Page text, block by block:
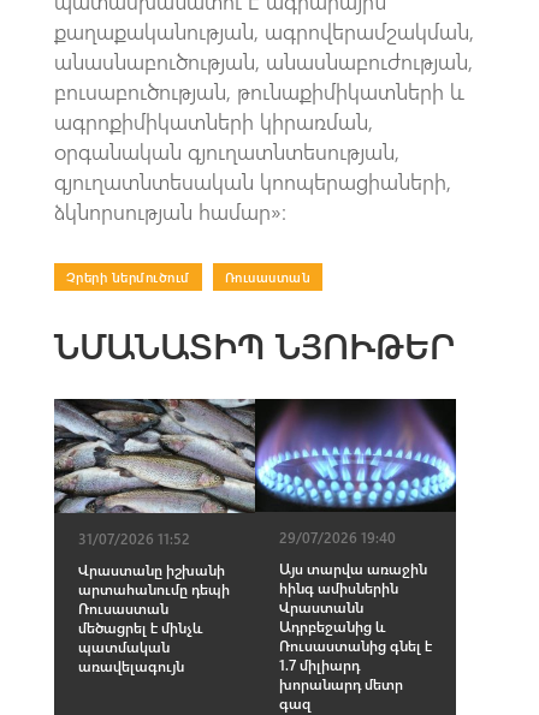
քաղաքականության, ագրովերամշակման,
անասնաբուծության, անասնաբուժության,
բուսաբուծության, թունաքիմիկատների և
ագրոքիմիկատների կիրառման,
օրգանական գյուղատնտեսության,
գյուղատնտեսական կոոպերացիաների,
ձկնորսության համար»։
Չրերի ներմուծում Ռուսաստան
ՆՄԱՆԱՏԻՊ ՆՅՈՒԹԵՐ
31/07/2026 11:52
Վրաստանը իշխանի
արտահանումը դեպի
Ռուսաստան
մեծացրել է մինչև
պատմական
առավելագույն
29/07/2026 19:40
Այս տարվա առաջին
հինգ ամիսներին
Վրաստանն
Ադրբեջանից և
Ռուսաստանից գնել է
1.7 միլիարդ
խորանարդ մետր
գազ